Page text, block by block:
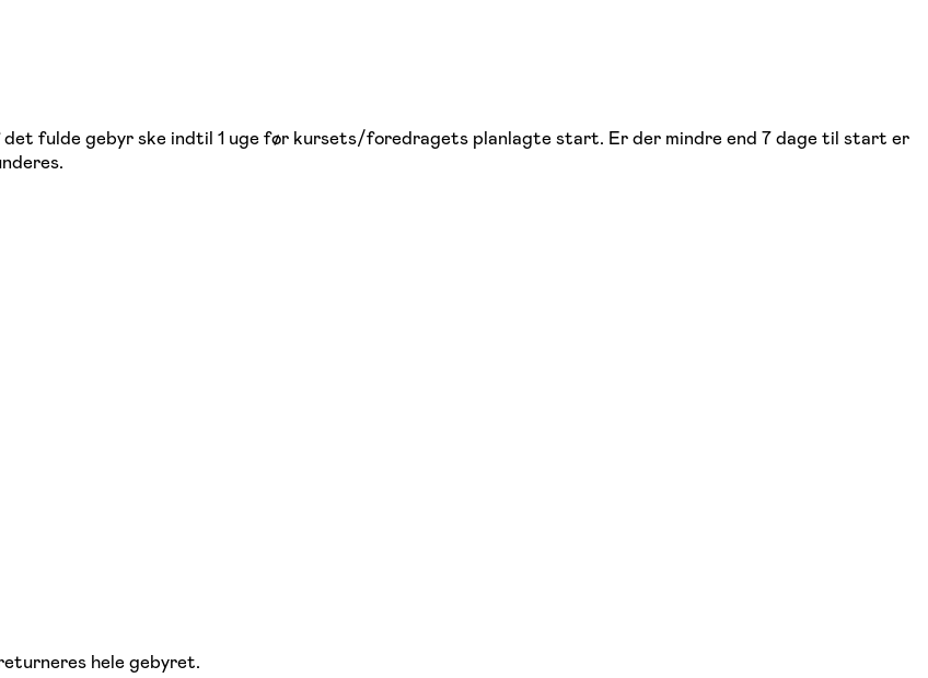
fulde gebyr ske indtil 1 uge før kursets/foredragets planlagte start. Er der mindre end 7 dage til start er
hele gebyret.